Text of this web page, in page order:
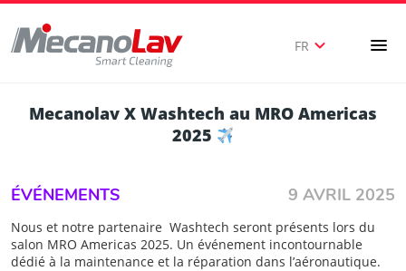
FR expand_more menu
Mecanolav X Washtech au MRO Americas
2025
ÉVÉNEMENTS 9 AVRIL 2025
Nous et notre partenaire Washtech seront présents lors du
salon MRO Americas 2025. Un événement incontournable
dédié à la maintenance et la réparation dans l’aéronautique.